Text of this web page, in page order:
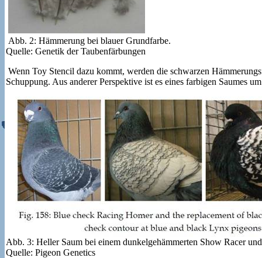
Abb. 2: Hämmerung bei blauer Grundfarbe.
Quelle: Genetik der Taubenfärbungen
Wenn Toy Stencil dazu kommt, werden die schwarzen
Schuppung. Aus anderer Perspektive ist es eines farbigen Saumes
Abb. 3: Heller Saum bei einem dunkelgehämmerten Show Racer
Quelle: Pigeon Genetics